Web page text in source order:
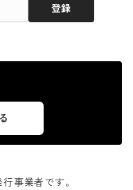
登録
事業者です。